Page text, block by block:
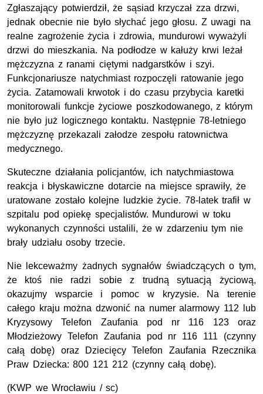
Zgłaszający potwierdził, że sąsiad krzyczał zza drzwi,
jednak obecnie nie było słychać jego głosu. Z uwagi na
realne zagrożenie życia i zdrowia, mundurowi wyważyli
drzwi do mieszkania. Na podłodze w kałuży krwi leżał
mężczyzna z ranami ciętymi nadgarstków i szyi.
Funkcjonariusze natychmiast rozpoczęli ratowanie jego
życia. Zatamowali krwotok i do czasu przybycia karetki
monitorowali funkcje życiowe poszkodowanego, z którym
nie było już logicznego kontaktu. Następnie 78-letniego
mężczyznę przekazali załodze zespołu ratownictwa
medycznego.
Skuteczne działania policjantów, ich natychmiastowa
reakcja i błyskawiczne dotarcie na miejsce sprawiły, że
uratowane zostało kolejne ludzkie życie. 78-latek trafił w
szpitalu pod opiekę specjalistów. Mundurowi w toku
wykonanych czynności ustalili, że w zdarzeniu tym nie
brały udziału osoby trzecie.
Nie lekceważmy żadnych sygnałów świadczących o tym,
że ktoś nie radzi sobie z trudną sytuacją życiową,
okazujmy wsparcie i pomoc w kryzysie. Na terenie
całego kraju można dzwonić na numer alarmowy 112 lub
Kryzysowy Telefon Zaufania pod nr 116 123 oraz
Młodzieżowy Telefon Zaufania pod nr 116 111 (czynny
całą dobę) oraz Dziecięcy Telefon Zaufania Rzecznika
Praw Dziecka: 800 121 212 (czynny całą dobę).
(KWP we Wrocławiu / sc)